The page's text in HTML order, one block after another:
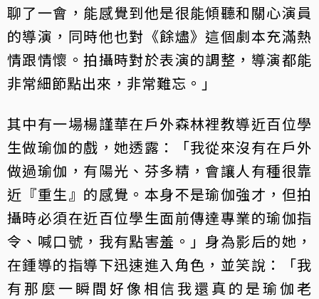
聊了一會，能感覺到他是很能傾聽和關心演員
的導演，同時他也對《餘燼》這個劇本充滿熱
情跟情懷。拍攝時對於表演的調整，導演都能
非常細節點出來，非常難忘。」
其中有一場楊謹華在戶外森林裡教導近百位學
生做瑜伽的戲，她透露：「我從來沒有在戶外
做過瑜伽，有陽光、芬多精，會讓人有種很靠
近『重生』的感覺。本身不是瑜伽強才，但拍
攝時必須在近百位學生面前傳達專業的瑜伽指
令、喊口號，我有點害羞。」身為影后的她，
在鍾導的指導下迅速進入角色，並笑說：「我
有那麼一瞬間好像相信我還真的是瑜伽老